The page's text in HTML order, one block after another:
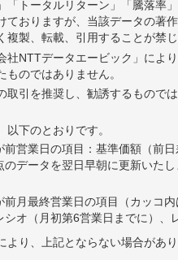
「トータルリターン」「騰落
ておりますが、当該データの著
複製、転載、引用することが禁
社NTTデータエービック」によ
のではありません。
取引を推奨し、勧誘するもので
下のとおりです。
前営業日の項目：基準価額（前
データを翌日早朝に更新いた
前月最終営業日の項目（カッコ
シオ（月初第6営業日までに）
より、上記とならない場合があ